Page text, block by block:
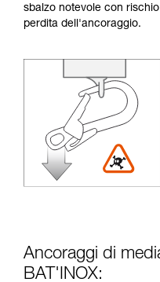
sbalzo notevole con
perdita dell'ancoraggio.
Ancoraggi di
BAT'INOX: